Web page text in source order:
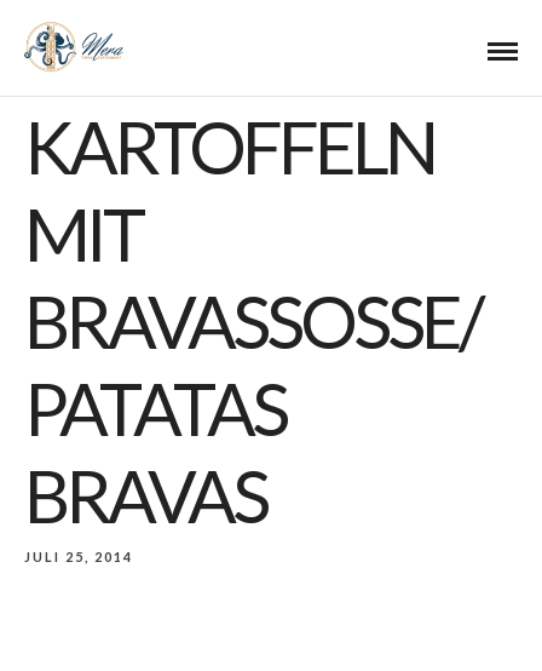
KARTOFFELN
MIT
BRAVASSOSSE/P
ATATAS B
RAVAS
JULI 25, 2014